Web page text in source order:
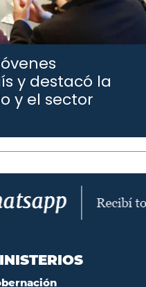
y destacó la
y el sector